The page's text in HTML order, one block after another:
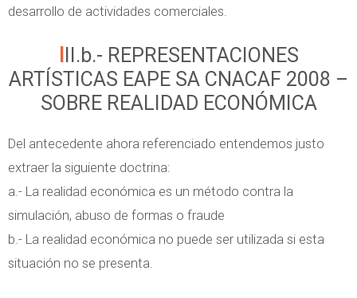
desarrollo de actividades comerciales.
ARTÍSTICAS EAPE SA CNACAF 2008 –
SOBRE REALIDAD ECONÓMICA
Del antecedente ahora referenciado entendemos justo
extraer la siguiente doctrina:
a.- La realidad económica es un método contra la
simulación, abuso de formas o fraude
b.- La realidad económica no puede ser utilizada si esta
situación no se presenta.